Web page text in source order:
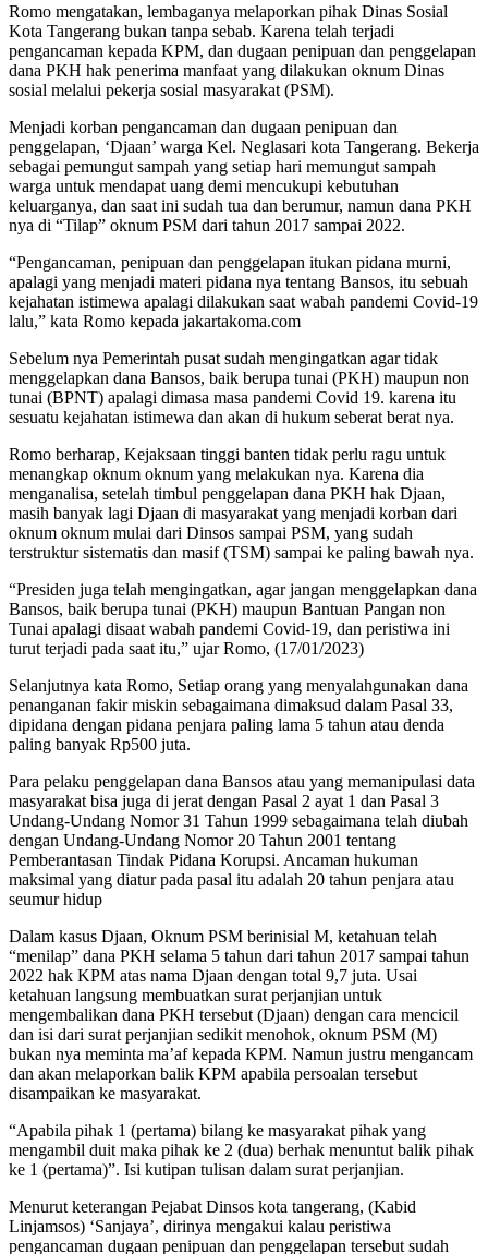
Romo mengatakan, lembaganya melaporkan pihak Dinas Sosial
Kota Tangerang bukan tanpa sebab. Karena telah terjadi
pengancaman kepada KPM, dan dugaan penipuan dan penggelapan
dana PKH hak penerima manfaat yang dilakukan oknum Dinas
sosial melalui pekerja sosial masyarakat (PSM).
Menjadi korban pengancaman dan dugaan penipuan dan
penggelapan, ‘Djaan’ warga Kel. Neglasari kota Tangerang. Bekerja
sebagai pemungut sampah yang setiap hari memungut sampah
warga untuk mendapat uang demi mencukupi kebutuhan
keluarganya, dan saat ini sudah tua dan berumur, namun dana PKH
nya di “Tilap” oknum PSM dari tahun 2017 sampai 2022.
“Pengancaman, penipuan dan penggelapan itukan pidana murni,
apalagi yang menjadi materi pidana nya tentang Bansos, itu sebuah
kejahatan istimewa apalagi dilakukan saat wabah pandemi Covid-19
lalu,” kata Romo kepada jakartakoma.com
Sebelum nya Pemerintah pusat sudah mengingatkan agar tidak
menggelapkan dana Bansos, baik berupa tunai (PKH) maupun non
tunai (BPNT) apalagi dimasa masa pandemi Covid 19. karena itu
sesuatu kejahatan istimewa dan akan di hukum seberat berat nya.
Romo berharap, Kejaksaan tinggi banten tidak perlu ragu untuk
menangkap oknum oknum yang melakukan nya. Karena dia
menganalisa, setelah timbul penggelapan dana PKH hak Djaan,
masih banyak lagi Djaan di masyarakat yang menjadi korban dari
oknum oknum mulai dari Dinsos sampai PSM, yang sudah
terstruktur sistematis dan masif (TSM) sampai ke paling bawah nya.
“Presiden juga telah mengingatkan, agar jangan menggelapkan dana
Bansos, baik berupa tunai (PKH) maupun Bantuan Pangan non
Tunai apalagi disaat wabah pandemi Covid-19, dan peristiwa ini
turut terjadi pada saat itu,” ujar Romo, (17/01/2023)
Selanjutnya kata Romo, Setiap orang yang menyalahgunakan dana
penanganan fakir miskin sebagaimana dimaksud dalam Pasal 33,
dipidana dengan pidana penjara paling lama 5 tahun atau denda
paling banyak Rp500 juta.
Para pelaku penggelapan dana Bansos atau yang memanipulasi data
masyarakat bisa juga di jerat dengan Pasal 2 ayat 1 dan Pasal 3
Undang-Undang Nomor 31 Tahun 1999 sebagaimana telah diubah
dengan Undang-Undang Nomor 20 Tahun 2001 tentang
Pemberantasan Tindak Pidana Korupsi. Ancaman hukuman
maksimal yang diatur pada pasal itu adalah 20 tahun penjara atau
seumur hidup
Dalam kasus Djaan, Oknum PSM berinisial M, ketahuan telah
“menilap” dana PKH selama 5 tahun dari tahun 2017 sampai tahun
2022 hak KPM atas nama Djaan dengan total 9,7 juta. Usai
ketahuan langsung membuatkan surat perjanjian untuk
mengembalikan dana PKH tersebut (Djaan) dengan cara mencicil
dan isi dari surat perjanjian sedikit menohok, oknum PSM (M)
bukan nya meminta ma’af kepada KPM. Namun justru mengancam
dan akan melaporkan balik KPM apabila persoalan tersebut
disampaikan ke masyarakat.
“Apabila pihak 1 (pertama) bilang ke masyarakat pihak yang
mengambil duit maka pihak ke 2 (dua) berhak menuntut balik pihak
ke 1 (pertama)”. Isi kutipan tulisan dalam surat perjanjian.
Menurut keterangan Pejabat Dinsos kota tangerang, (Kabid
Linjamsos) ‘Sanjaya’, dirinya mengakui kalau peristiwa
pengancaman dugaan penipuan dan penggelapan tersebut sudah